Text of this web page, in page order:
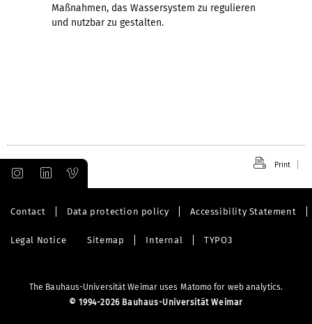
Maßnahmen, das Wassersystem zu regulieren
und nutzbar zu gestalten.
Print
Contact Data protection policy Accessibility Statement
Legal Notice Sitemap Internal TYPO3
The Bauhaus-Universität Weimar uses Matomo for web analytics.
© 1994-2026 Bauhaus-Universität Weimar